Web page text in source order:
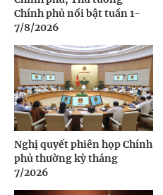
Chính phủ nổi bật tuần 1-
7/8/2026
Nghị quyết phiên họp Chính
phủ thường kỳ tháng
7/2026